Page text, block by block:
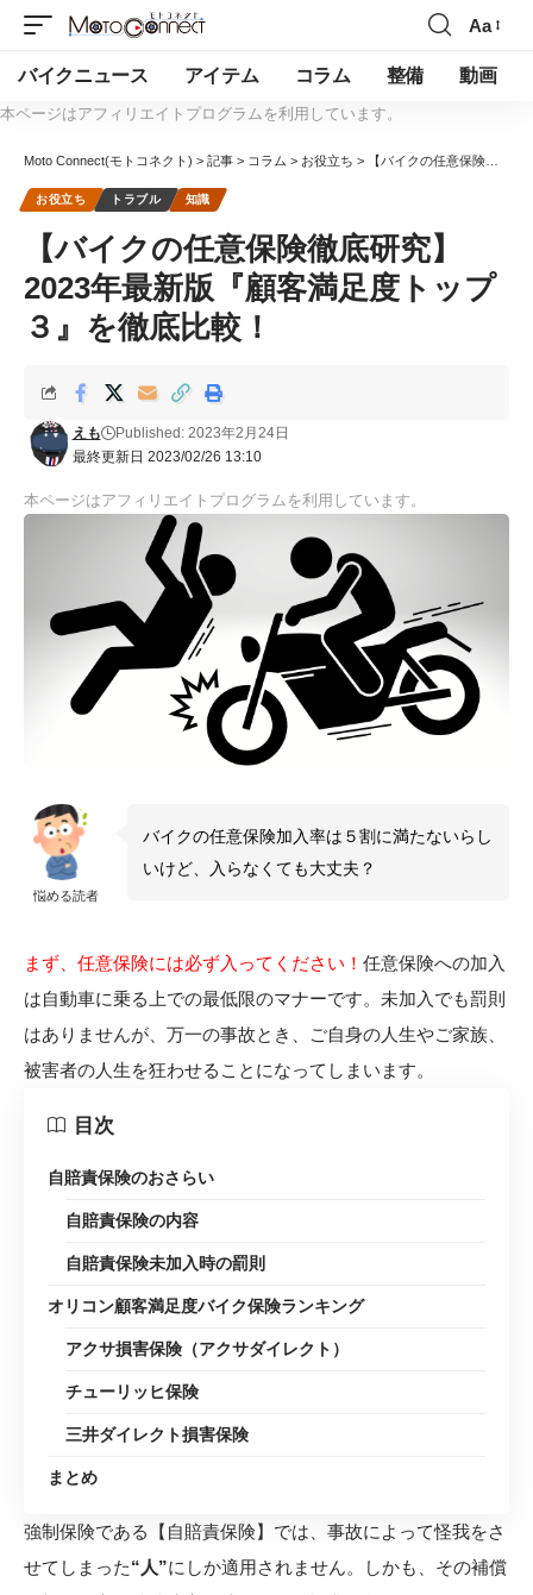
Aa
バイクニュース アイテム コラム 整備 動画
本ページはアフィリエイトプログラムを利用しています。
Moto Connect(モトコネクト) > 記事 > コラム > お役立ち > 【バイクの任意保険徹底研究】2023年最新版『顧客満足度トップ３』を徹底比較！
お役立ち トラブル 知識
【バイクの任意保険徹底研究】
2023年最新版『顧客満足度トップ
３』を徹底比較！
最終更新日 2023/02/26 13:10
えも Published: 2023年2月24日
本ページはアフィリエイトプログラムを利用しています。
悩める読者
バイクの任意保険加入率は５割に満たないらし
いけど、入らなくても大丈夫？
まず、任意保険には必ず入ってください！ 任意保険への加入
は自動車に乗る上での最低限のマナーです。未加入でも罰則
はありませんが、万一の事故とき、ご自身の人生やご家族、
被害者の人生を狂わせることになってしまいます。
目次
自賠責保険のおさらい
自賠責保険の内容
自賠責保険未加入時の罰則
オリコン顧客満足度バイク保険ランキング
アクサ損害保険（アクサダイレクト）
チューリッヒ保険
三井ダイレクト損害保険
まとめ
強制保険である【自賠責保険】では、事故によって怪我をさ
せてしまった“人”にしか適用されません。しかも、その補償